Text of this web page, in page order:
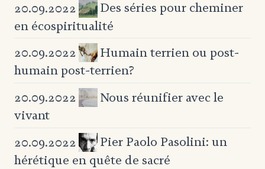
20.09.2022
Des séries pour cheminer
en écospiritualité
20.09.2022
Humain terrien ou post-
humain post-terrien?
20.09.2022
Nous réunifier avec le
vivant
20.09.2022
Pier Paolo Pasolini: un
hérétique en quête de sacré